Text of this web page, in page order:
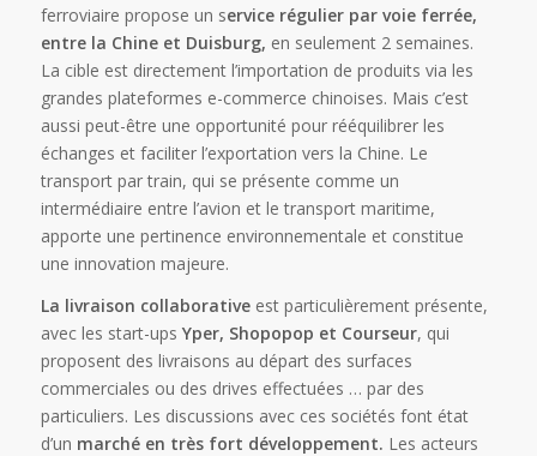
ferroviaire propose un service régulier par voie ferrée,
entre la Chine et Duisburg, en seulement 2 semaines.
La cible est directement l’importation de produits via les
grandes plateformes e-commerce chinoises. Mais c’est
aussi peut-être une opportunité pour rééquilibrer les
échanges et faciliter l’exportation vers la Chine. Le
transport par train, qui se présente comme un
intermédiaire entre l’avion et le transport maritime,
apporte une pertinence environnementale et constitue
une innovation majeure.
La livraison collaborativeest particulièrement présente,
avec les start-ups Yper, Shopopop et Courseur, qui
proposent des livraisons au départ des surfaces
commerciales ou des drives effectuées … par des
particuliers. Les discussions avec ces sociétés font état
d’un marché en très fort développement. Les acteurs